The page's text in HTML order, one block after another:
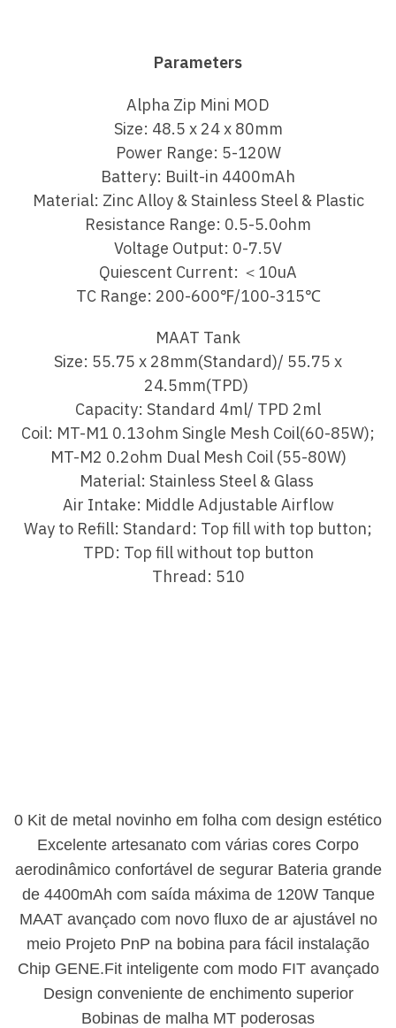
Parameters
Alpha Zip Mini MOD
Size: 48.5 x 24 x 80mm
Power Range: 5-120W
Battery: Built-in 4400mAh
Material: Zinc Alloy & Stainless Steel & Plastic
Resistance Range: 0.5-5.0ohm
Voltage Output: 0-7.5V
Quiescent Current: ＜10uA
TC Range: 200-600℉/100-315℃
MAAT Tank
Size: 55.75 x 28mm(Standard)/ 55.75 x
24.5mm(TPD)
Capacity: Standard 4ml/ TPD 2ml
Coil: MT-M1 0.13ohm Single Mesh Coil(60-85W);
MT-M2 0.2ohm Dual Mesh Coil (55-80W)
Material: Stainless Steel & Glass
Air Intake: Middle Adjustable Airflow
Way to Refill: Standard: Top fill with top button;
TPD: Top fill without top button
Thread: 510
0 Kit de metal novinho em folha com design estético
Excelente artesanato com várias cores Corpo
aerodinâmico confortável de segurar Bateria grande
de 4400mAh com saída máxima de 120W Tanque
MAAT avançado com novo fluxo de ar ajustável no
meio Projeto PnP na bobina para fácil instalação
Chip GENE.Fit inteligente com modo FIT avançado
Design conveniente de enchimento superior
Bobinas de malha MT poderosas